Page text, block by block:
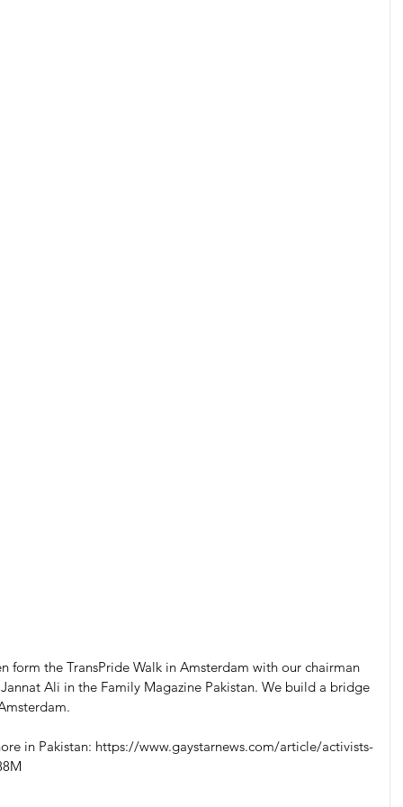
form the TransPride Walk in Amsterdam with our chairman
Ali in the Family Magazine Pakistan. We build a bridge
in Pakistan: https://www.gaystarnews.com/article/activists-